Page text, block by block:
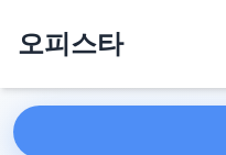
오피스타